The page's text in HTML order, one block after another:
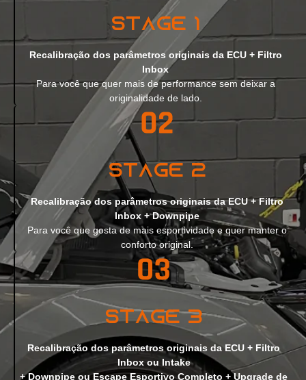
Stage 1
Recalibração dos parâmetros originais da ECU + Filtro
Inbox
Para você que quer mais de performance sem deixar a
originalidade de lado.
Stage 2
Recalibração dos parâmetros originais da ECU + Filtro
Inbox + Downpipe
Para você que gosta de mais esportividade e quer manter o
conforto original.
Stage 3
Recalibração dos parâmetros originais da ECU + Filtro
Inbox ou Intake
+ Downpipe ou Escape Esportivo Completo + Upgrade de